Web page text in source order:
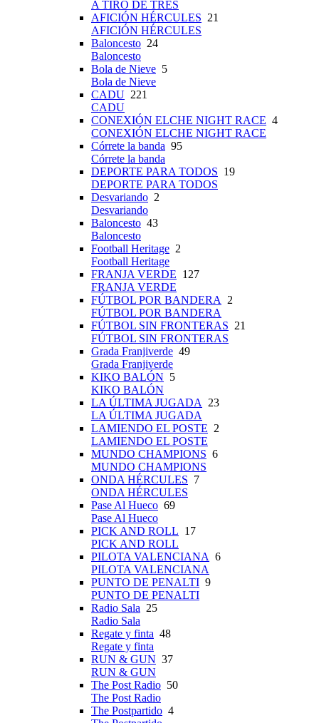
A TIRO DE TRES
AFICIÓN HÉRCULES 21
AFICIÓN HÉRCULES
Baloncesto 24
Baloncesto
Bola de Nieve 5
Bola de Nieve
CADU 221
CADU
CONEXIÓN ELCHE NIGHT RACE 4
CONEXIÓN ELCHE NIGHT RACE
Córrete la banda 95
Córrete la banda
DEPORTE PARA TODOS 19
DEPORTE PARA TODOS
Desvariando 2
Desvariando
Baloncesto 43
Baloncesto
Football Heritage 2
Football Heritage
FRANJA VERDE 127
FRANJA VERDE
FÚTBOL POR BANDERA
2
FÚTBOL POR BANDERA
FÚTBOL SIN FRONTERAS 21
FÚTBOL SIN FRONTERAS
Grada Franjiverde 49
Grada Franjiverde
KIKO BALÓN 5
KIKO BALÓN
LA ÚLTIMA JUGADA
23
LA ÚLTIMA JUGADA
LAMIENDO EL POSTE 2
LAMIENDO EL POSTE
MUNDO CHAMPIONS 6
MUNDO CHAMPIONS
ONDA HÉRCULES 7
ONDA HÉRCULES
Pase Al Hueco 69
Pase Al Hueco
PICK AND ROLL 17
PICK AND ROLL
PILOTA VALENCIANA 6
PILOTA VALENCIANA
PUNTO DE PENALTI 9
PUNTO DE PENALTI
Radio Sala 25
Radio Sala
Regate y finta 48
Regate y finta
RUN & GUN 37
RUN & GUN
The Post Radio 50
The Post Radio
The Postpartido 4